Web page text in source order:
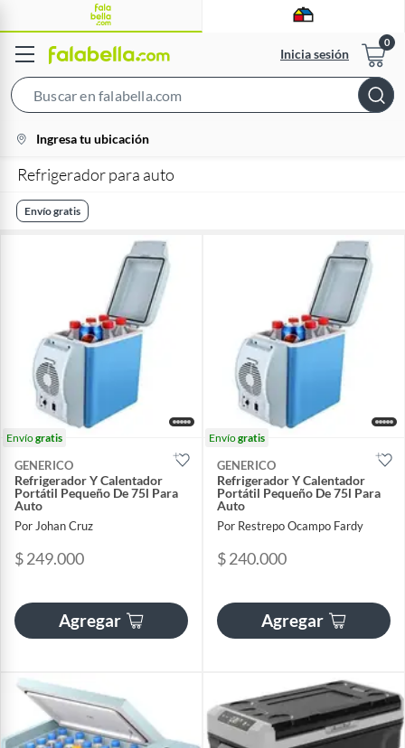
Inicia sesión
Bar
location-
icon
Ingresa tu ubicación
Refrigerador para auto
Envío gratis
Envíogratis
GENERICO
Refrigerador Y Calentador
Portátil Pequeño De 75l Para
Auto
Por Johan Cruz
$ 249.000
Agregar
Envíogratis
GENERICO
Refrigerador Y Calentador
Portátil Pequeño De 75l Para
Auto
Por Restrepo Ocampo Fardy
$ 240.000
Agregar